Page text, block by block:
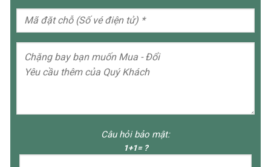
Câu hỏi bảo mật:
1+1= ?